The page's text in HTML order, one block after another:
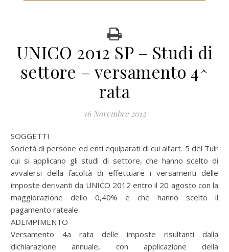
UNICO 2012 SP – Studi di
settore – versamento 4^
rata
16 Novembre 2012
SOGGETTI
Società di persone ed enti equiparati di cui all’art. 5 del Tuir
cui si applicano gli studi di settore, che hanno scelto di
avvalersi della facoltà di effettuare i versamenti delle
imposte derivanti da UNICO 2012 entro il 20 agosto con la
maggiorazione dello 0,40% e che hanno scelto il
pagamento rateale
ADEMPIMENTO
Versamento 4a rata delle imposte risultanti dalla
dichiarazione annuale, con applicazione della